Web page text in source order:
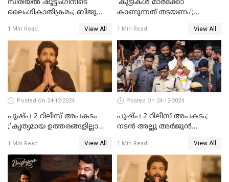
സീരിയല്‍ ഷൂട്ടിംഗിനിടെ
ലൈംഗികാതിക്രമം; ബിജു
ശ്രീകുമാറിനുമെതിരെ കേസ്
1 Min Read View All
‘കുട്ടികൾ മാർക്കോ
കാണുന്നത് തടയണം’;
മാതാപിതാക്കൾക്കൊപ്പം
കുട്ടികളുമെത്തുന്നു;
മുഖ്യമന്ത്രിക്ക് പരാതി നൽകി
കെപിസിസി അംഗം
1 Min Read View All
Posted On 24-12-2024
പുഷ്‌പ 2 റിലീസ് അപകടം
;'കൃത്യമായ ഉത്തരങ്ങളില്ലാതെ
1 Min Read View All
Posted On 24-12-2024
പുഷ്പ 2 റിലീസ് അപകടം;
നടന്‍ അല്ലു അര്‍ജുൻ
മുന്നിൽ ഹാജരായി
1 Min Read View All